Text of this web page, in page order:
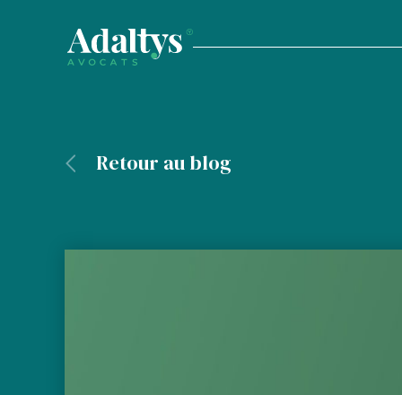
Retour au blog